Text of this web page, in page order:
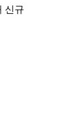
신규